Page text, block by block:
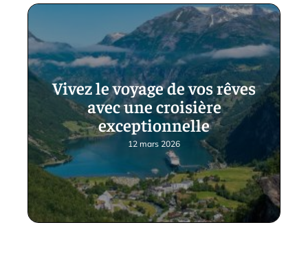
Vivez le voyage de vos rêves
avec une croisière
exceptionnelle
12 mars 2026